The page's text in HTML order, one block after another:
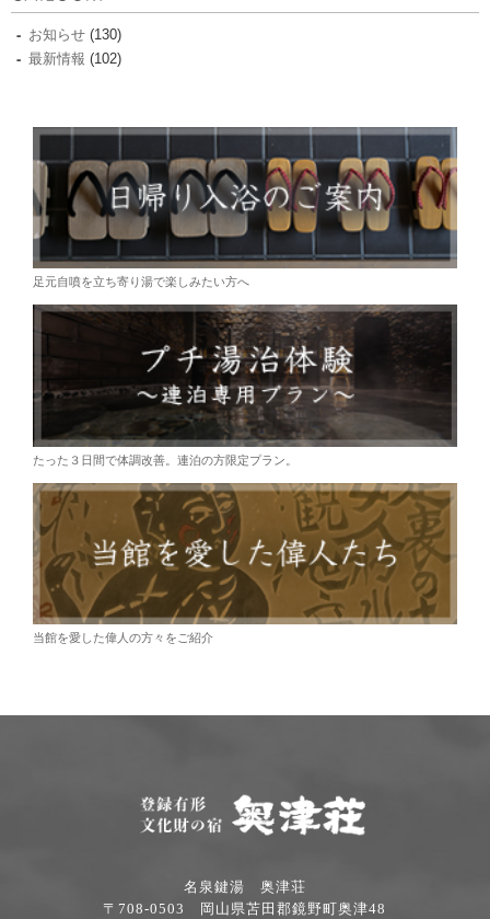
お知らせ (130)
最新情報 (102)
足元自噴を立ち寄り湯で楽しみたい方へ
たった３日間で体調改善。連泊の方限定プラン。
当館を愛した偉人の方々をご紹介
名泉鍵湯 奥津荘
〒708-0503 岡山県苫田郡鏡野町奥津48